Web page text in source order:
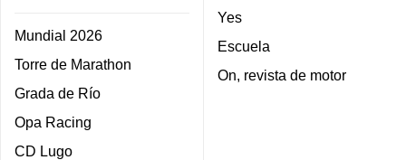
Mundial 2026
Torre de Marathon
Grada de Río
Opa Racing
CD Lugo
Yes
Escuela
On, revista de motor